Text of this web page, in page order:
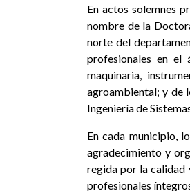
En actos solemnes
nombre de la
norte del
profesionales en el
maquinaria,
agroambiental; y de
Ingeniería de
En cada municipio,
agradecimiento y
regida por la calidad
profesionales